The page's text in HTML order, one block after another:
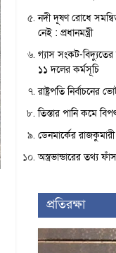
নদী দূষণ রোধে
নেই : প্রধানমন্ত্রী
গ্যাস সংকট-বিদ্যুতের
১১ দলের কর্মসূচি
রাষ্ট্রপতি নির্বাচনের
তিস্তার পানি কমে
ডেনমার্কের
অস্ত্রভান্ডারের তথ্য
প্রতিরক্ষা